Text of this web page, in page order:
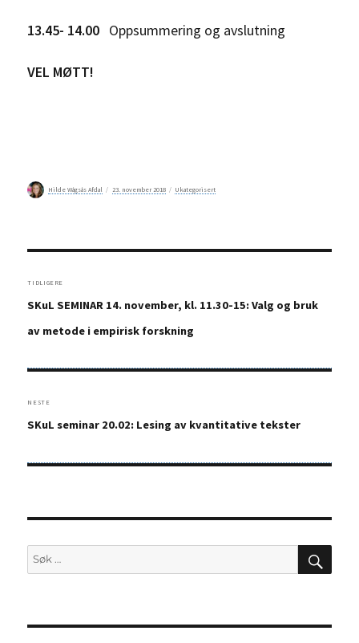
13.45- 14.00 Oppsummering og avslutning
VEL MØTT!
Forfatter
Hilde Wågsås Afdal Publisert
23. november 2018 Kategorier
Ukategorisert
TIDLIGERE
Forrige
innlegg:
SKuL SEMINAR 14. november, kl. 11.30-15: Valg og bruk
av metode i empirisk forskning
NESTE
Neste
SKuL seminar 20.02: Lesing av kvantitative tekster
Søk
SØK